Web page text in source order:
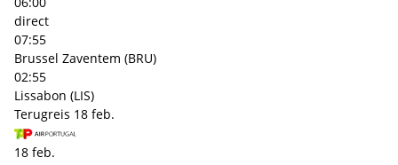
direct
07:55
Brussel Zaventem (BRU)
02:55
Lissabon (LIS)
Terugreis 18 feb.
18 feb.